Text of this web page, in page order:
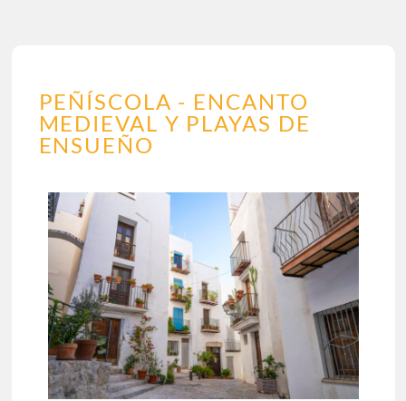
PEÑÍSCOLA - ENCANTO
MEDIEVAL Y PLAYAS DE
ENSUEÑO